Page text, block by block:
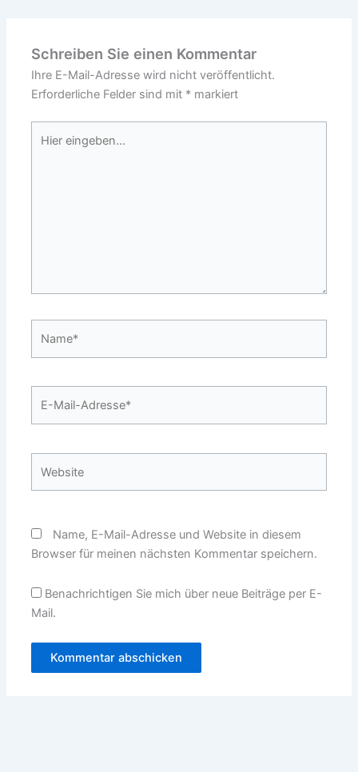
Schreiben Sie einen Kommentar
Ihre E-Mail-Adresse wird nicht veröffentlicht.
Erforderliche Felder sind mit * markiert
eingeben…
Mail-
Name, E-Mail-Adresse und Website in diesem
Browser für meinen nächsten Kommentar speichern.
Benachrichtigen Sie mich über neue Beiträge per E-
Mail.